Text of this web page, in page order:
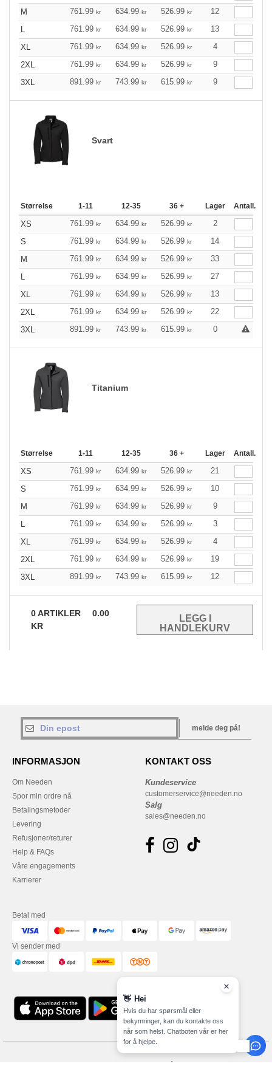
M
761.99 kr 634.99 kr 526.99 kr
12
L
761.99 kr 634.99 kr 526.99 kr
13
XL
761.99 kr 634.99 kr 526.99 kr
4
2XL
761.99 kr 634.99 kr 526.99 kr
9
3XL
891.99 kr 743.99 kr 615.99 kr 9
Svart
Størrelse 1-11 12-35 36 + Lager Antall.
XS 761.99 kr 634.99 kr 526.99 kr
2
S
761.99 kr 634.99 kr 526.99 kr
14
M
761.99 kr 634.99 kr 526.99 kr
33
L
761.99 kr 634.99 kr 526.99 kr
27
XL
761.99 kr 634.99 kr 526.99 kr
13
2XL
761.99 kr 634.99 kr 526.99 kr
22
3XL
891.99 kr 743.99 kr 615.99 kr 0
Titanium
Størrelse 1-11 12-35 36 + Lager Antall.
XS 761.99 kr 634.99 kr 526.99 kr
21
S
761.99 kr 634.99 kr 526.99 kr
10
M
761.99 kr 634.99 kr 526.99 kr
9
L
761.99 kr 634.99 kr 526.99 kr
3
XL
761.99 kr 634.99 kr 526.99 kr
4
2XL
761.99 kr 634.99 kr 526.99 kr
19
3XL
891.99 kr 743.99 kr 615.99 kr 12
0ARTIKLER
0.00
KR
melde deg på!
INFORMASJON
Om Needen
Spor min ordre nå
Betalingsmetoder
Levering
Refusjoner/returer
Help & FAQs
Våre engagements
Karrierer
KONTAKT OSS
Kundeservice
customerservice@needen.no
Salg
sales@needen.no
Betal med
Vi sender med
👋 Hei
Hvis du har spørsmål eller
bekymringer, kan du kontakte oss
når som helst. Chatboten vår er her
for å hjelpe.